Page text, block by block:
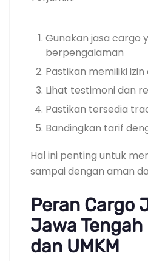
Gunakan jasa cargo
berpengalaman
Pastikan memiliki
Lihat testimoni dan
Pastikan tersedia
Bandingkan tarif
Hal ini penting untuk
sampai dengan aman
Peran Cargo
Jawa
dan UMKM